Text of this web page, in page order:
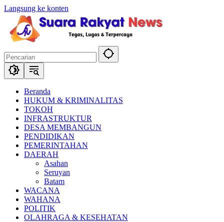
Langsung ke konten
Beranda
HUKUM & KRIMINALITAS
TOKOH
INFRASTRUKTUR
DESA MEMBANGUN
PENDIDIKAN
PEMERINTAHAN
DAERAH
Asahan
Seruyan
Batam
WACANA
WAHANA
POLITIK
OLAHRAGA & KESEHATAN